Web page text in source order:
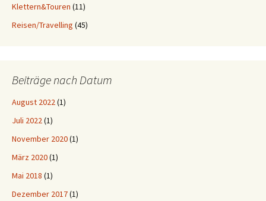
Klettern&Touren (11)
Reisen/Travelling (45)
Beiträge nach Datum
August 2022(1)
Juli 2022(1)
November 2020(1)
März 2020(1)
Mai 2018 (1)
Dezember 2017(1)